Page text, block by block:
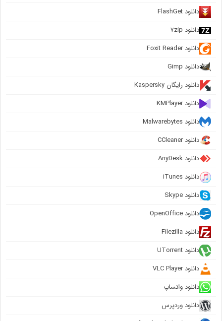
دانلود FlashGet
دانلود ۷zip
دانلود Foxit Reader
دانلود Gimp
دانلود رایگان Kaspersky
دانلود KMPlayer
دانلود Malwarebytes
دانلود CCleaner
دانلود AnyDesk
دانلود iTunes
دانلود Skype
دانلود OpenOffice
دانلود Filezilla
دانلود UTorrent
دانلود VLC Player
دانلود واتساپ
دانلود وردپرس